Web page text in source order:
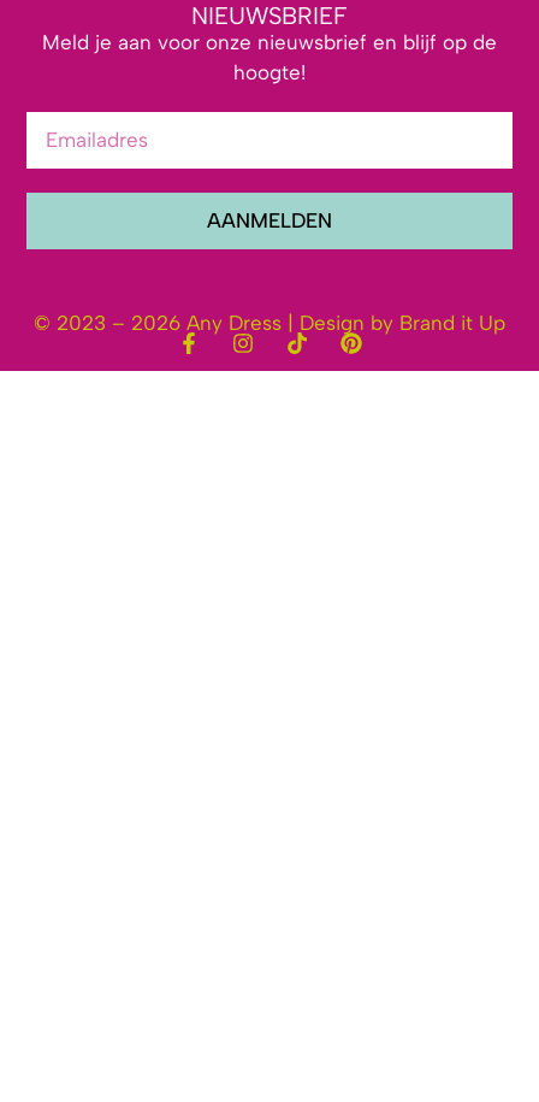
NIEUWSBRIEF
Meld je aan voor onze nieuwsbrief en blijf op de
hoogte!
AANMELDEN
© 2023 – 2026 Any Dress | Design by Brand it Up